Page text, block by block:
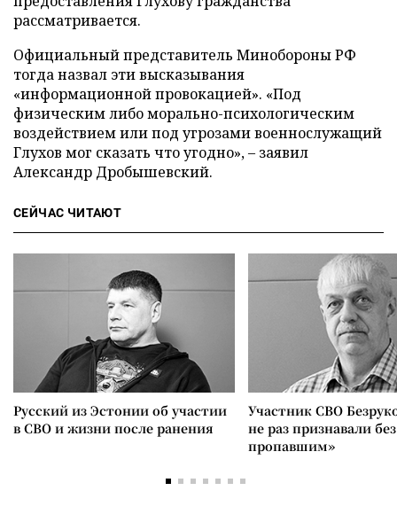
рассматривается.
Официальный представитель Минобороны РФ
тогда назвал эти высказывания
«информационной провокацией». «Под
физическим либо морально-психологическим
воздействием или под угрозами военнослужащий
Глухов мог сказать что угодно», – заявил
Александр Дробышевский.
СЕЙЧАС ЧИТАЮТ
Русский из Эстонии об участии
в СВО и жизни после ранения
Участник СВО
не раз признавали
пропавшим»